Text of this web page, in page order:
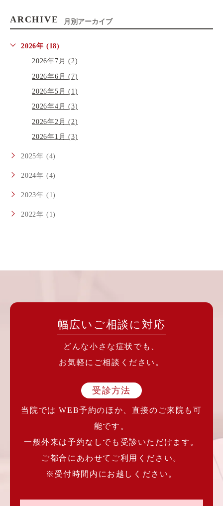
ARCHIVE 月別アーカイブ
2026年 (18)
2026年7月 (2)
2026年6月 (7)
2026年5月 (1)
2026年4月 (3)
2026年2月 (2)
2026年1月 (3)
2025年 (4)
2024年 (4)
2023年 (1)
2022年 (1)
幅広いご相談に対応
どんな小さな症状でも、
お気軽にご相談ください。
受診方法
当院では WEB予約のほか、直接のご来院も可
能です。
一般外来は予約なしでも受診いただけます。
ご都合にあわせてご利用ください。
※受付時間内にお越しください。